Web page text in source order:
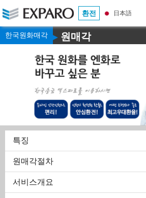
환전 日本語
한국원화매각 ▶원매각
특징
원매각절차
서비스개요